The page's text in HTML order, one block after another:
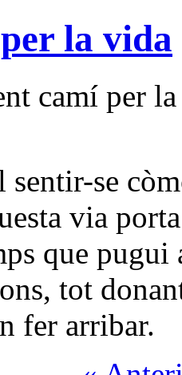
la vida
camí per
sentir-se
via
que
tot
fer arribar.